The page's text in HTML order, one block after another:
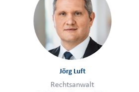
Jörg Luft
Rechtsanwalt